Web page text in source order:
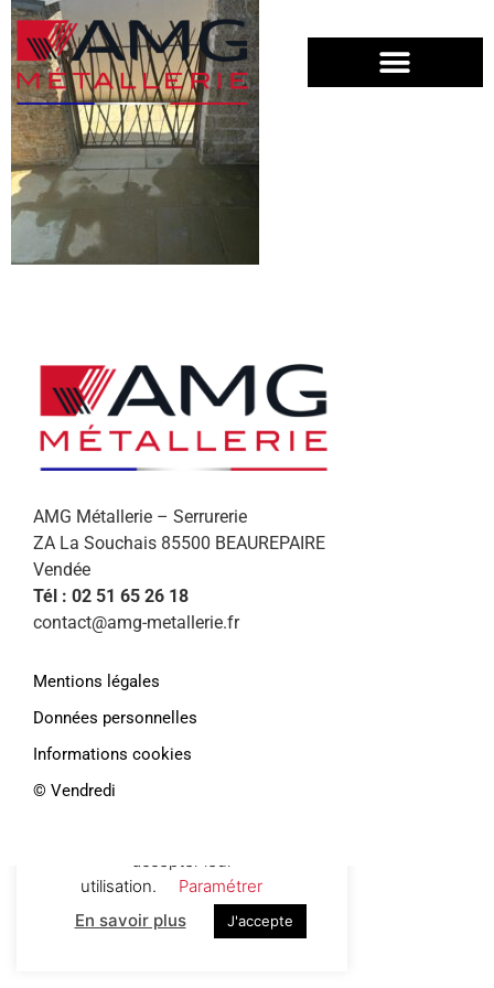
AMG Métallerie – Serrurerie
ZA La Souchais 85500 BEAUREPAIRE
Vendée
Tél : 02 51 65 26 18
contact@amg-metallerie.fr
Mentions légales
Données personnelles
Informations cookies
©️ Vendredi
Afin de vous proposer des services et
offres personnalisés, AMG Métallerie
accepter leur
utilisation.
Paramétrer
En savoir plus
J'accepte